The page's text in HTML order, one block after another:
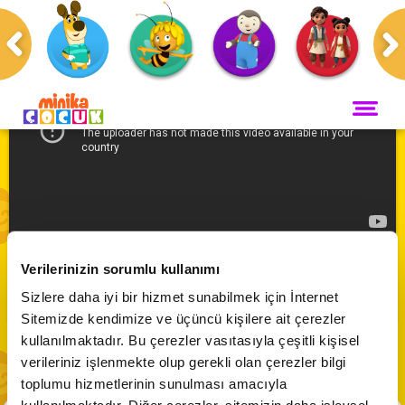
Verilerinizin sorumlu kullanımı
Sizlere daha iyi bir hizmet sunabilmek için İnternet
Sitemizde kendimize ve üçüncü kişilere ait çerezler
kullanılmaktadır. Bu çerezler vasıtasıyla çeşitli kişisel
verileriniz işlenmekte olup gerekli olan çerezler bilgi
toplumu hizmetlerinin sunulması amacıyla
ANA SAYFA
Maceracı Yüzgeçler
Bi' Adada Bi' Arada
Arı Maya
Çupi
Akika ve Sahara
VİDEO
CANLI YAYIN
Anasayfa
Bizim Joey 👦🏼 | Elmalı Turta Anlaşması
Abone Ol